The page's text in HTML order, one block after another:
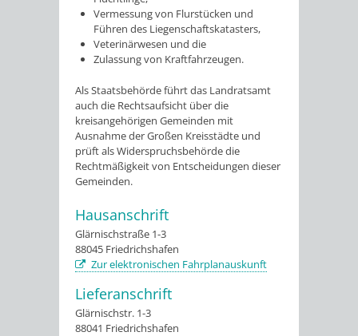
Vermessung von Flurstücken und
Führen des Liegenschaftskatasters,
Veterinärwesen und die
Zulassung von Kraftfahrzeugen.
Als Staatsbehörde führt das Landratsamt
auch die Rechtsaufsicht über die
kreisangehörigen Gemeinden mit
Ausnahme der Großen Kreisstädte und
prüft als Widerspruchsbehörde die
Rechtmäßigkeit von Entscheidungen dieser
Gemeinden.
Hausanschrift
Glärnischstraße 1-3
88045 Friedrichshafen
Zur elektronischen Fahrplanauskunft
Lieferanschrift
Glärnischstr. 1-3
88041 Friedrichshafen